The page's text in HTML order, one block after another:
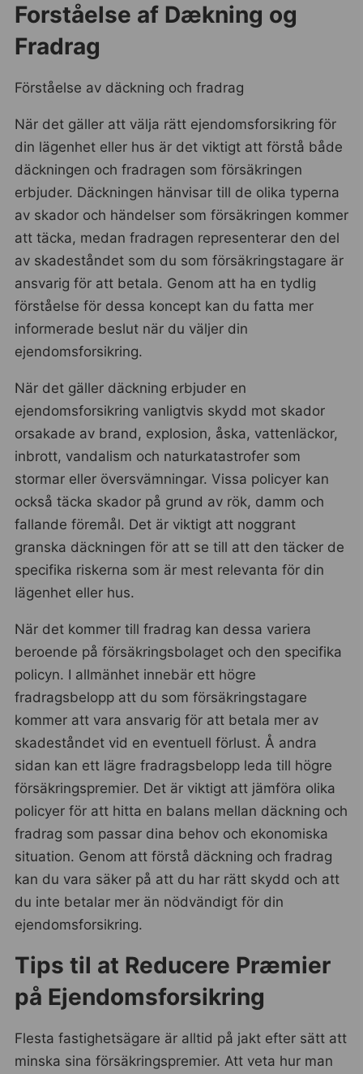
Forståelse af Dækning og
Fradrag
Förståelse av däckning och fradrag
När det gäller att välja rätt ejendomsforsikring för
din lägenhet eller hus är det viktigt att förstå både
däckningen och fradragen som försäkringen
erbjuder. Däckningen hänvisar till de olika typerna
av skador och händelser som försäkringen kommer
att täcka, medan fradragen representerar den del
av skadeståndet som du som försäkringstagare är
ansvarig för att betala. Genom att ha en tydlig
förståelse för dessa koncept kan du fatta mer
informerade beslut när du väljer din
ejendomsforsikring.
När det gäller däckning erbjuder en
ejendomsforsikring vanligtvis skydd mot skador
orsakade av brand, explosion, åska, vattenläckor,
inbrott, vandalism och naturkatastrofer som
stormar eller översvämningar. Vissa policyer kan
också täcka skador på grund av rök, damm och
fallande föremål. Det är viktigt att noggrant
granska däckningen för att se till att den täcker de
specifika riskerna som är mest relevanta för din
lägenhet eller hus.
När det kommer till fradrag kan dessa variera
beroende på försäkringsbolaget och den specifika
policyn. I allmänhet innebär ett högre
fradragsbelopp att du som försäkringstagare
kommer att vara ansvarig för att betala mer av
skadeståndet vid en eventuell förlust. Å andra
sidan kan ett lägre fradragsbelopp leda till högre
försäkringspremier. Det är viktigt att jämföra olika
policyer för att hitta en balans mellan däckning och
fradrag som passar dina behov och ekonomiska
situation. Genom att förstå däckning och fradrag
kan du vara säker på att du har rätt skydd och att
du inte betalar mer än nödvändigt för din
ejendomsforsikring.
Tips til at Reducere Præmier
på Ejendomsforsikring
Flesta fastighetsägare är alltid på jakt efter sätt att
minska sina försäkringspremier. Att veta hur man